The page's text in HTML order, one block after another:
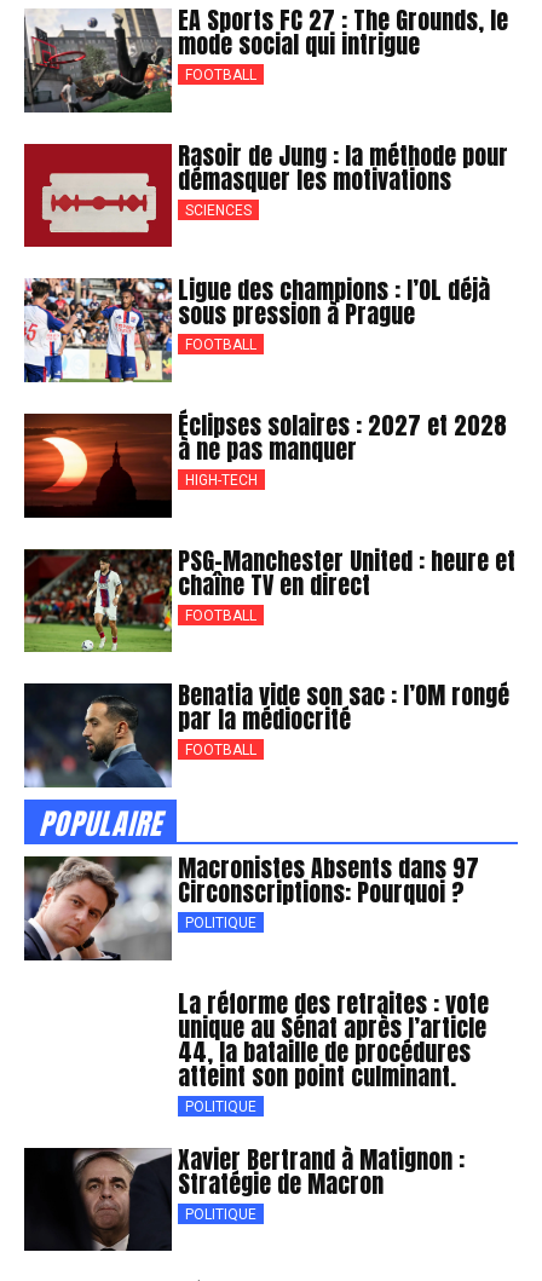
EA Sports FC 27 : The Grounds, le
mode social qui intrigue
FOOTBALL
Rasoir de Jung : la méthode pour
démasquer les motivations
SCIENCES
Ligue des champions : l’OL déjà
sous pression à Prague
FOOTBALL
Éclipses solaires : 2027 et 2028
à ne pas manquer
HIGH-TECH
PSG-Manchester United : heure et
chaîne TV en direct
FOOTBALL
Benatia vide son sac : l’OM rongé
par la médiocrité
FOOTBALL
POPULAIRE
Macronistes Absents dans 97
Circonscriptions: Pourquoi ?
POLITIQUE
La réforme des retraites : vote
unique au Sénat après l’article
44, la bataille de procédures
atteint son point culminant.
POLITIQUE
Xavier Bertrand à Matignon :
Stratégie de Macron
POLITIQUE